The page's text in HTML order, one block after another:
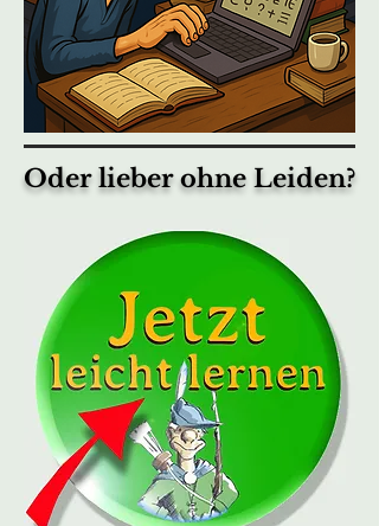
Oder lieber ohne Leiden?